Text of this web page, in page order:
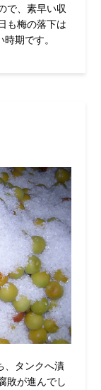
で、素早い収
も梅の落下は
期です。
、タンクへ漬
敗が進んでし